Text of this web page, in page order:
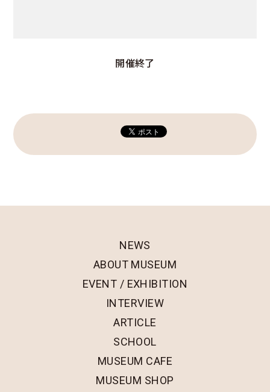
開催終了
NEWS
ABOUT MUSEUM
EVENT / EXHIBITION
INTERVIEW
ARTICLE
SCHOOL
MUSEUM CAFE
MUSEUM SHOP